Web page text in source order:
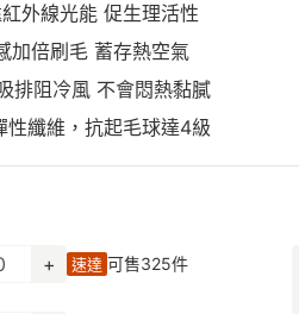
外線光能 促生理活性
加倍刷毛 蓄存熱空氣
排阻冷風 不會悶熱黏膩
性纖維，抗起毛球達4級
+ 速達 可售325件